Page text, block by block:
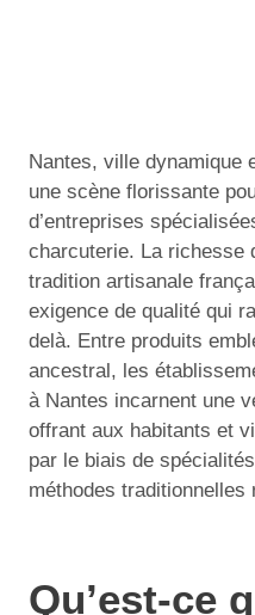
Nantes, ville dynamique
une scène florissante
d’entreprises
charcuterie. La richesse
tradition artisanale
exigence de qualité qui
delà. Entre produits
ancestral, les
à Nantes incarnent une
offrant aux habitants et
par le biais de
méthodes
Qu’est-ce